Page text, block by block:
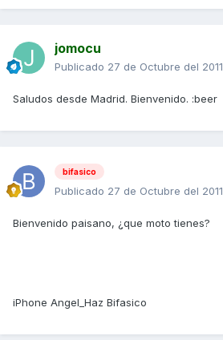
jomocu
Publicado 27 de Octubre del 2011
Saludos desde Madrid. Bienvenido. :beer
bifasico
Publicado 27 de Octubre del 2011
Bienvenido paisano, ¿que moto tienes?
iPhone Angel_Haz Bifasico